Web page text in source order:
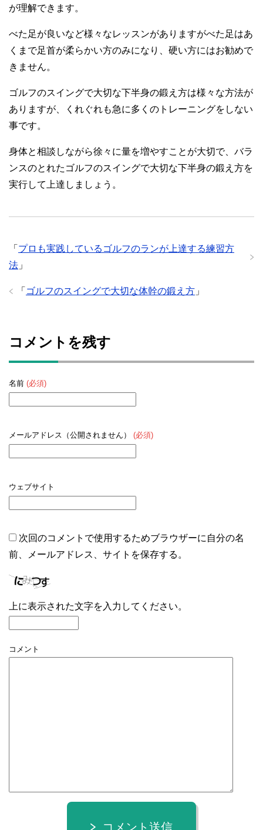
が理解できます。
べた足が良いなど様々なレッスンがありますがべた足はあ
くまで足首が柔らかい方のみになり、硬い方にはお勧めで
きません。
ゴルフのスイングで大切な下半身の鍛え方は様々な方法が
ありますが、くれぐれも急に多くのトレーニングをしない
事です。
身体と相談しながら徐々に量を増やすことが大切で、バラ
ンスのとれたゴルフのスイングで大切な下半身の鍛え方を
実行して上達しましょう。
「 プロも実践しているゴルフのランが上達する練習方
法 」
「 ゴルフのスイングで大切な体幹の鍛え方 」
コメントを残す
名前 (必須)
メールアドレス（公開されません） (必須)
ウェブサイト
次回のコメントで使用するためブラウザーに自分の名
前、メールアドレス、サイトを保存する。
上に表示された文字を入力してください。
コメント
コメント送信